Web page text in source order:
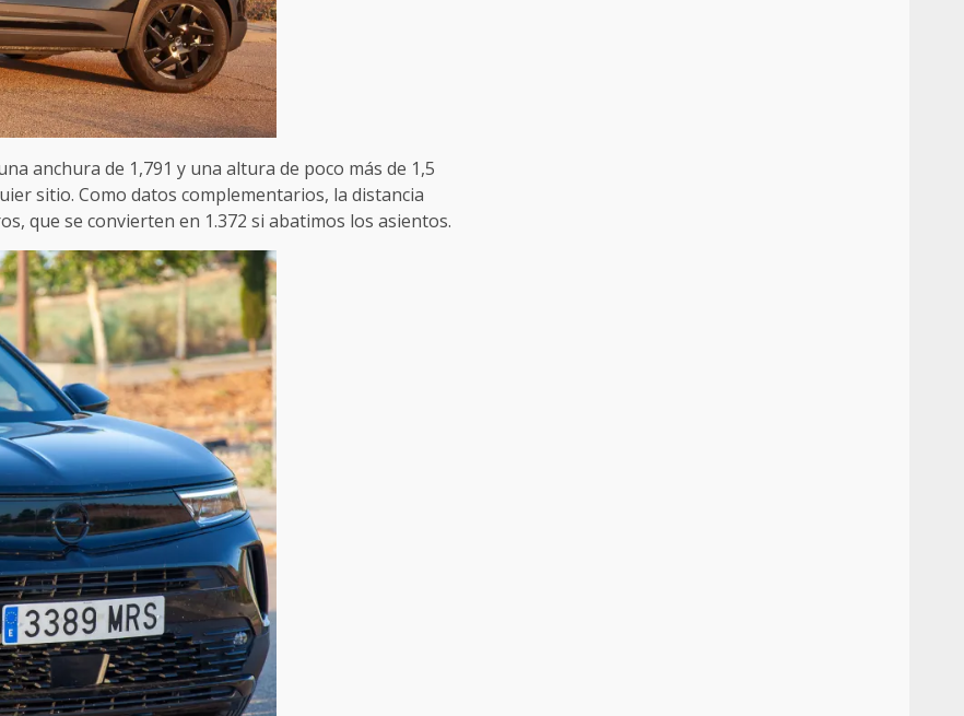
anchura de 1,791 y una altura de poco más de 1,5
sitio. Como datos complementarios, la distancia
que se convierten en 1.372 si abatimos los asientos.